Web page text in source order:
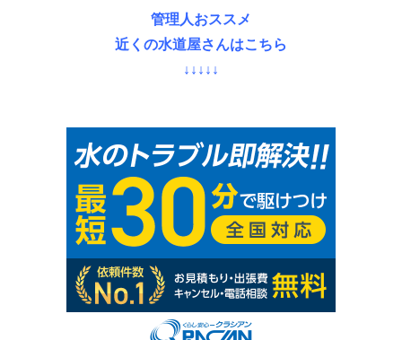
管理人おススメ
近くの水道屋さんはこちら
↓↓↓↓↓